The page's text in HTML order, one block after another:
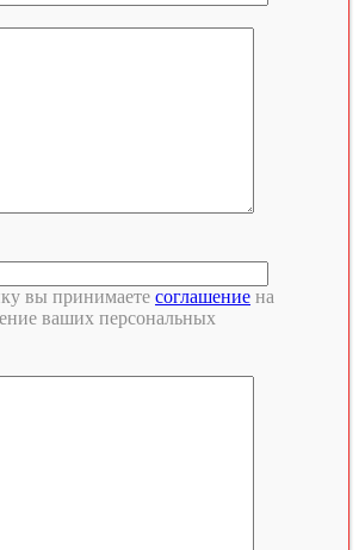
вы принимаете соглашение на
ваших персональных